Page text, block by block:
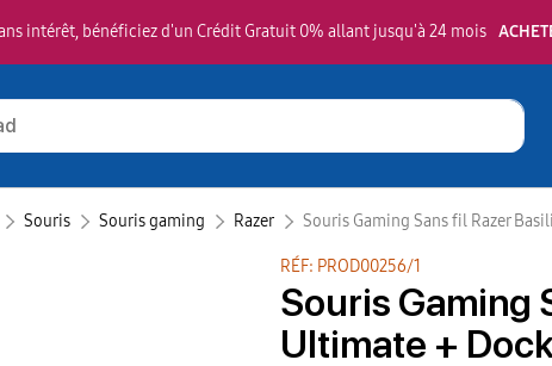
intérêt, bénéficiez d'un Crédit Gratuit 0% allant jusqu'à 24 mois
Souris Souris gaming Razer‎ Souris Gaming Sans fil Razer
RÉF: PROD00256/1
Souris Gaming
Ultimate +